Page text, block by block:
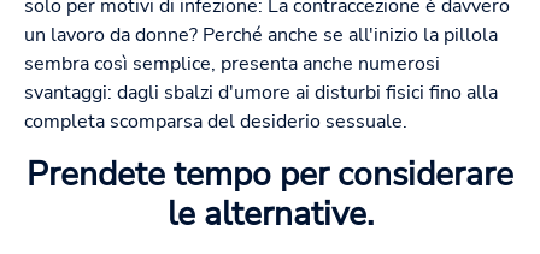
solo per motivi di infezione: La contraccezione è davvero
un lavoro da donne? Perché anche se all'inizio la pillola
sembra così semplice, presenta anche numerosi
svantaggi: dagli sbalzi d'umore ai disturbi fisici fino alla
completa scomparsa del desiderio sessuale.
Prendete tempo per considerare
le alternative.